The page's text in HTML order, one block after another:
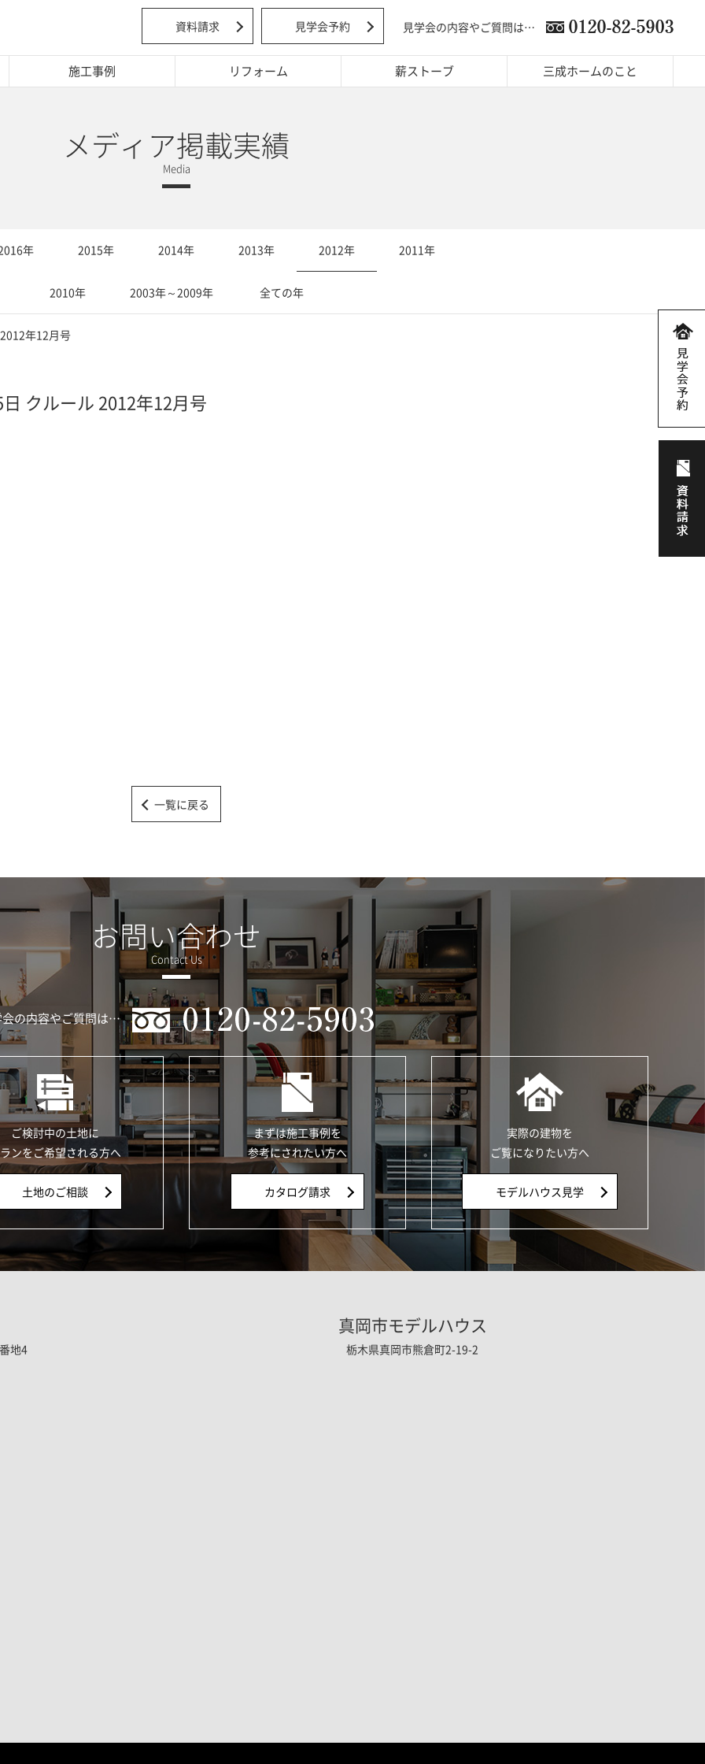
資料請求 見学会予約 見学会の内容やご質問は…
施工事例 リフォーム 薪ストーブ 三成ホームのこと
メディア掲載実績
年 2015年 2014年 2013年 2012年 2011年
2010年 2003年～2009年 全ての年
年12月号
クルール 2012年12月号
一覧に戻る
お問い合わせ
の内容やご質問は…
ご検討中の土地に
ンをご希望される方へ
土地のご相談
まずは施工事例を
参考にされたい方へ
カタログ請求
実際の建物を
ご覧になりたい方へ
モデルハウス見学
地4
真岡市モデルハウス
栃木県真岡市熊倉町2-19-2